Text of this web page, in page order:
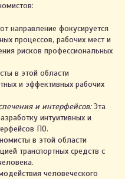
направление фокусируется
процессов, рабочих мест и
рисков профессиональных
в этой области
и эффективных рабочих
и интерфейсов:Эта
интуитивных и
ПО.
в этой области
транспортных средств с
человеческого